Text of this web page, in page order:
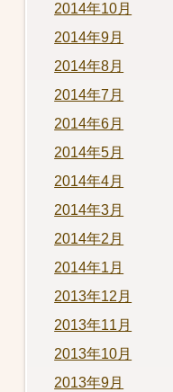
2014年10月
2014年9月
2014年8月
2014年7月
2014年6月
2014年5月
2014年4月
2014年3月
2014年2月
2014年1月
2013年12月
2013年11月
2013年10月
2013年9月